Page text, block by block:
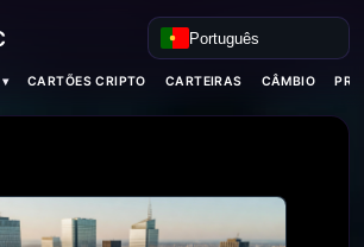
Português
CARTÕES CRIPTO CARTEIRAS CÂMBIO